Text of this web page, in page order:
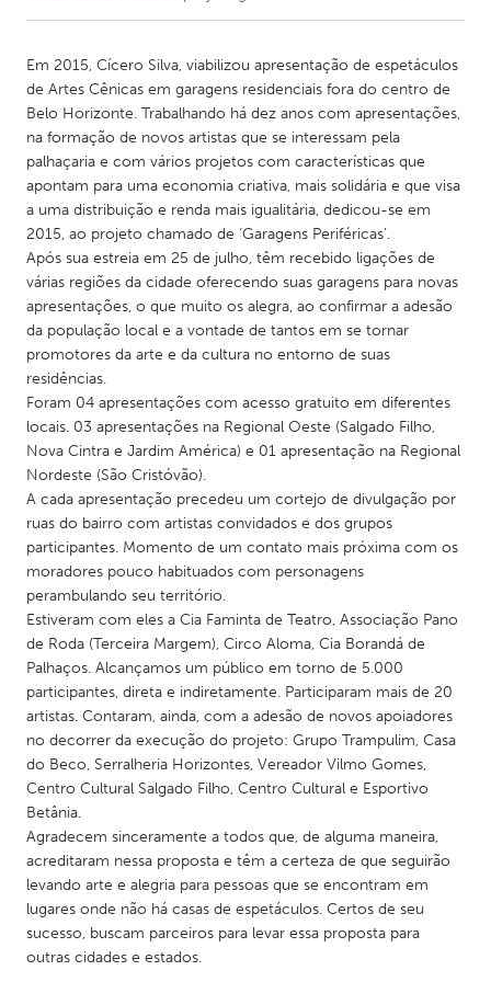
Amherstburg
Kingston
Kitchener-Waterloo
New Glasgow
Newmarket
Ottawa
South Shore
Toronto
MALAYSIA
Kuala Lumpur
NETHERLANDS
Leiden
Utrecht
QATAR
Qatar
SINGAPORE
Singapore
UNITED KINGDOM
Glasgow
UNITED STATES
Ann Arbor, MI
Baltimore, MD
Boston, MA
Burlingame-San Mateo, CA
Cass Clay
Chicago, IL
Cleveland, OH
Em 2015, Cícero Silva, viabilizou apresentação de espetáculos
de Artes Cênicas em garagens residenciais fora do centro de
Belo Horizonte. Trabalhando há dez anos com apresentações,
na formação de novos artistas que se interessam pela
palhaçaria e com vários projetos com características que
apontam para uma economia criativa, mais solidária e que visa
a uma distribuição e renda mais igualitária, dedicou-se em
2015, ao projeto chamado de ‘Garagens Periféricas’.
Após sua estreia em 25 de julho, têm recebido ligações de
várias regiões da cidade oferecendo suas garagens para novas
apresentações, o que muito os alegra, ao confirmar a adesão
da população local e a vontade de tantos em se tornar
promotores da arte e da cultura no entorno de suas
residências.
Foram 04 apresentações com acesso gratuito em diferentes
locais. 03 apresentações na Regional Oeste (Salgado Filho,
Nova Cintra e Jardim América) e 01 apresentação na Regional
Nordeste (São Cristóvão).
A cada apresentação precedeu um cortejo de divulgação por
ruas do bairro com artistas convidados e dos grupos
participantes. Momento de um contato mais próxima com os
moradores pouco habituados com personagens
perambulando seu território.
Estiveram com eles a Cia Faminta de Teatro, Associação Pano
de Roda (Terceira Margem), Circo Aloma, Cia Borandá de
Palhaços. Alcançamos um público em torno de 5.000
participantes, direta e indiretamente. Participaram mais de 20
artistas. Contaram, ainda, com a adesão de novos apoiadores
no decorrer da execução do projeto: Grupo Trampulim, Casa
do Beco, Serralheria Horizontes, Vereador Vilmo Gomes,
Centro Cultural Salgado Filho, Centro Cultural e Esportivo
Betânia.
Agradecem sinceramente a todos que, de alguma maneira,
acreditaram nessa proposta e têm a certeza de que seguirão
levando arte e alegria para pessoas que se encontram em
lugares onde não há casas de espetáculos. Certos de seu
sucesso, buscam parceiros para levar essa proposta para
outras cidades e estados.